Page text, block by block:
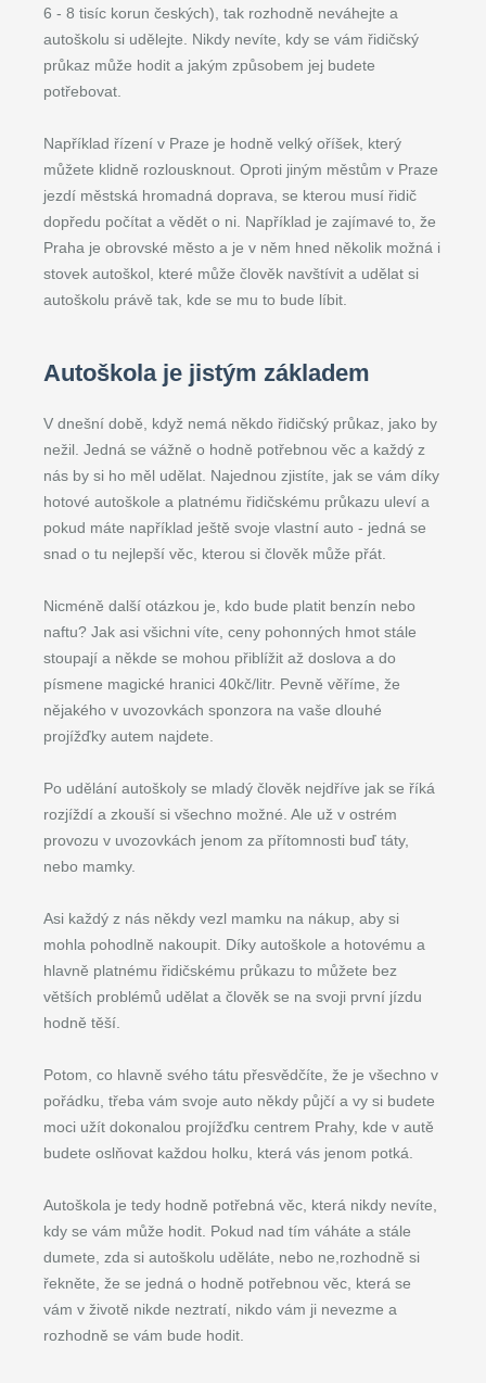
6 - 8 tisíc korun českých), tak rozhodně neváhejte a
autoškolu si udělejte. Nikdy nevíte, kdy se vám řidičský
průkaz může hodit a jakým způsobem jej budete
potřebovat.
Například řízení v Praze je hodně velký oříšek, který
můžete klidně rozlousknout. Oproti jiným městům v Praze
jezdí městská hromadná doprava, se kterou musí řidič
dopředu počítat a vědět o ni. Například je zajímavé to, že
Praha je obrovské město a je v něm hned několik možná i
stovek autoškol, které může člověk navštívit a udělat si
autoškolu právě tak, kde se mu to bude líbit.
Autoškola je jistým základem
V dnešní době, když nemá někdo řidičský průkaz, jako by
nežil. Jedná se vážně o hodně potřebnou věc a každý z
nás by si ho měl udělat. Najednou zjistíte, jak se vám díky
hotové autoškole a platnému řidičskému průkazu uleví a
pokud máte například ještě svoje vlastní auto - jedná se
snad o tu nejlepší věc, kterou si člověk může přát.
Nicméně další otázkou je, kdo bude platit benzín nebo
naftu? Jak asi všichni víte, ceny pohonných hmot stále
stoupají a někde se mohou přiblížit až doslova a do
písmene magické hranici 40kč/litr. Pevně věříme, že
nějakého v uvozovkách sponzora na vaše dlouhé
projížďky autem najdete.
Po udělání autoškoly se mladý člověk nejdříve jak se říká
rozjíždí a zkouší si všechno možné. Ale už v ostrém
provozu v uvozovkách jenom za přítomnosti buď táty,
nebo mamky.
Asi každý z nás někdy vezl mamku na nákup, aby si
mohla pohodlně nakoupit. Díky autoškole a hotovému a
hlavně platnému řidičskému průkazu to můžete bez
větších problémů udělat a člověk se na svoji první jízdu
hodně těší.
Potom, co hlavně svého tátu přesvědčíte, že je všechno v
pořádku, třeba vám svoje auto někdy půjčí a vy si budete
moci užít dokonalou projížďku centrem Prahy, kde v autě
budete oslňovat každou holku, která vás jenom potká.
Autoškola je tedy hodně potřebná věc, která nikdy nevíte,
kdy se vám může hodit. Pokud nad tím váháte a stále
dumete, zda si autoškolu uděláte, nebo ne,rozhodně si
řekněte, že se jedná o hodně potřebnou věc, která se
vám v životě nikde neztratí, nikdo vám ji nevezme a
rozhodně se vám bude hodit.